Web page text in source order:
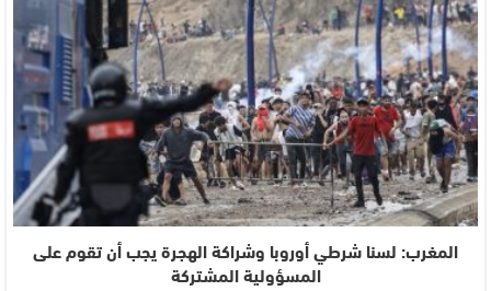
المغرب: لسنا شرطي أوروبا وشراكة الهجرة يجب أن تقوم على
المسؤولية المشتركة